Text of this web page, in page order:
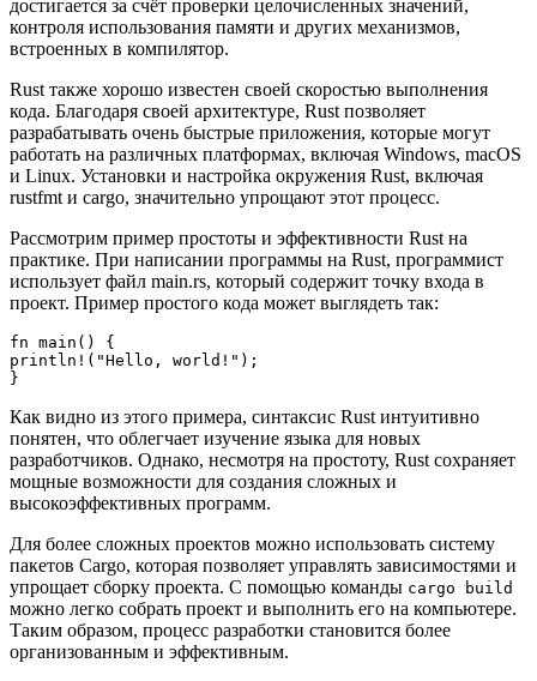
достигается за счёт проверки целочисленных значений,
контроля использования памяти и других механизмов,
встроенных в компилятор.
Rust также хорошо известен своей скоростью выполнения
кода. Благодаря своей архитектуре, Rust позволяет
разрабатывать очень быстрые приложения, которые могут
работать на различных платформах, включая Windows, macOS
и Linux. Установки и настройка окружения Rust, включая
rustfmt и cargo, значительно упрощают этот процесс.
Рассмотрим пример простоты и эффективности Rust на
практике. При написании программы на Rust, программист
использует файл main.rs, который содержит точку входа в
проект. Пример простого кода может выглядеть так:
fn main() {
println!("Hello, world!");
Как видно из этого примера, синтаксис Rust интуитивно
понятен, что облегчает изучение языка для новых
разработчиков. Однако, несмотря на простоту, Rust сохраняет
мощные возможности для создания сложных и
высокоэффективных программ.
Для более сложных проектов можно использовать систему
пакетов Cargo, которая позволяет управлять зависимостями и
упрощает сборку проекта. С помощью команды cargo build
можно легко собрать проект и выполнить его на компьютере.
Таким образом, процесс разработки становится более
организованным и эффективным.